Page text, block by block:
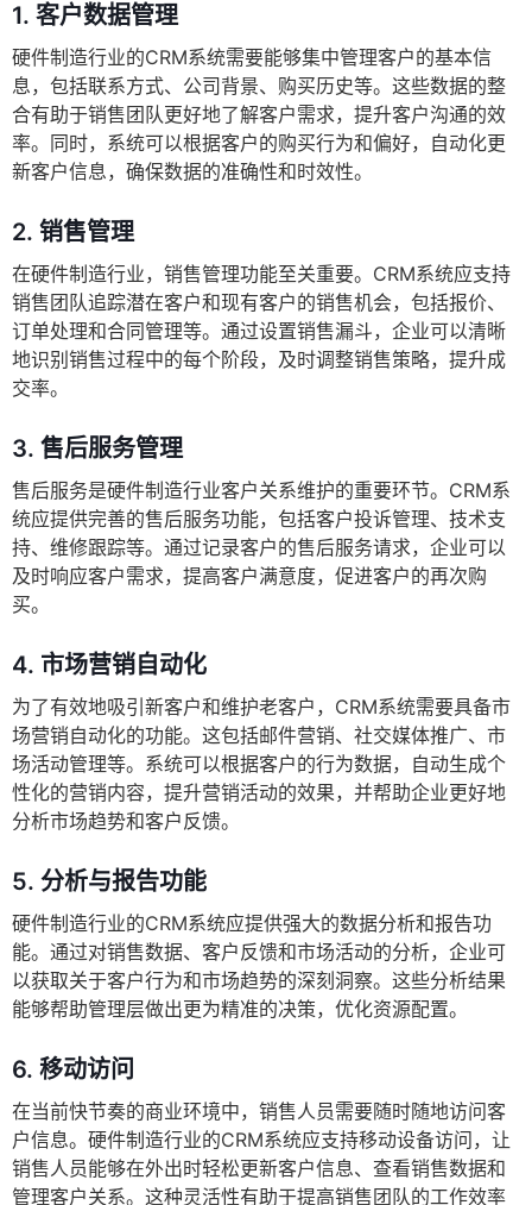
1. 客户数据管理
硬件制造行业的CRM系统需要能够集中管理客户的基本信
息，包括联系方式、公司背景、购买历史等。这些数据的整
合有助于销售团队更好地了解客户需求，提升客户沟通的效
率。同时，系统可以根据客户的购买行为和偏好，自动化更
新客户信息，确保数据的准确性和时效性。
2. 销售管理
在硬件制造行业，销售管理功能至关重要。CRM系统应支持
销售团队追踪潜在客户和现有客户的销售机会，包括报价、
订单处理和合同管理等。通过设置销售漏斗，企业可以清晰
地识别销售过程中的每个阶段，及时调整销售策略，提升成
交率。
3. 售后服务管理
售后服务是硬件制造行业客户关系维护的重要环节。CRM系
统应提供完善的售后服务功能，包括客户投诉管理、技术支
持、维修跟踪等。通过记录客户的售后服务请求，企业可以
及时响应客户需求，提高客户满意度，促进客户的再次购
买。
4. 市场营销自动化
为了有效地吸引新客户和维护老客户，CRM系统需要具备市
场营销自动化的功能。这包括邮件营销、社交媒体推广、市
场活动管理等。系统可以根据客户的行为数据，自动生成个
性化的营销内容，提升营销活动的效果，并帮助企业更好地
分析市场趋势和客户反馈。
5. 分析与报告功能
硬件制造行业的CRM系统应提供强大的数据分析和报告功
能。通过对销售数据、客户反馈和市场活动的分析，企业可
以获取关于客户行为和市场趋势的深刻洞察。这些分析结果
能够帮助管理层做出更为精准的决策，优化资源配置。
6. 移动访问
在当前快节奏的商业环境中，销售人员需要随时随地访问客
户信息。硬件制造行业的CRM系统应支持移动设备访问，让
销售人员能够在外出时轻松更新客户信息、查看销售数据和
管理客户关系。这种灵活性有助于提高销售团队的工作效率